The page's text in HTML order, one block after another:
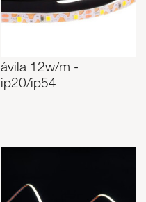
ávila 12w/m -
ip20/ip54